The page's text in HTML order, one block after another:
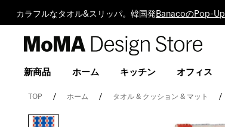
カラフルなタオル&スリッパ。韓国発 BanacoのPop-Up
Design
新商品 ホーム キッチン オフィス
TOP ホーム タオル & クッション & マット